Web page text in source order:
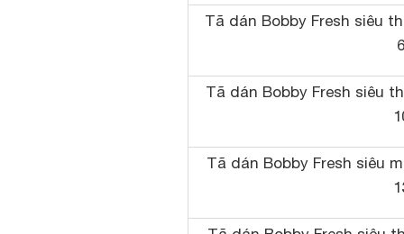
Tã dán Bobby Fresh siêu
Tã dán Bobby Fresh siêu
Tã dán Bobby Fresh siêu